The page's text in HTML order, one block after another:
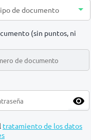
de documento
(sin puntos, ni
visibility
tratamiento de los datos